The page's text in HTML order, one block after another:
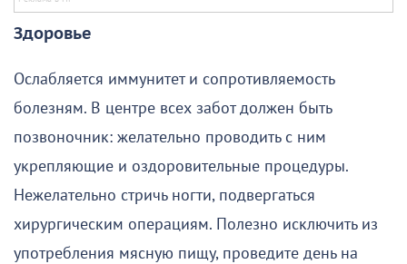
Здоровье
Ослабляется иммунитет и сопротивляемость
болезням. В центре всех забот должен быть
позвоночник: желательно проводить с ним
укрепляющие и оздоровительные процедуры.
Нежелательно стричь ногти, подвергаться
хирургическим операциям. Полезно исключить из
употребления мясную пищу, проведите день на